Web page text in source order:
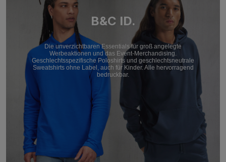
B&C ID.
Die unverzichtbaren Essentials für groß angelegte
Werbeaktionen und das Event-Merchandising.
Geschlechtsspezifische Poloshirts und geschlechtsneutrale
Sweatshirts ohne Label, auch für Kinder. Alle hervorragend
bedruckbar.